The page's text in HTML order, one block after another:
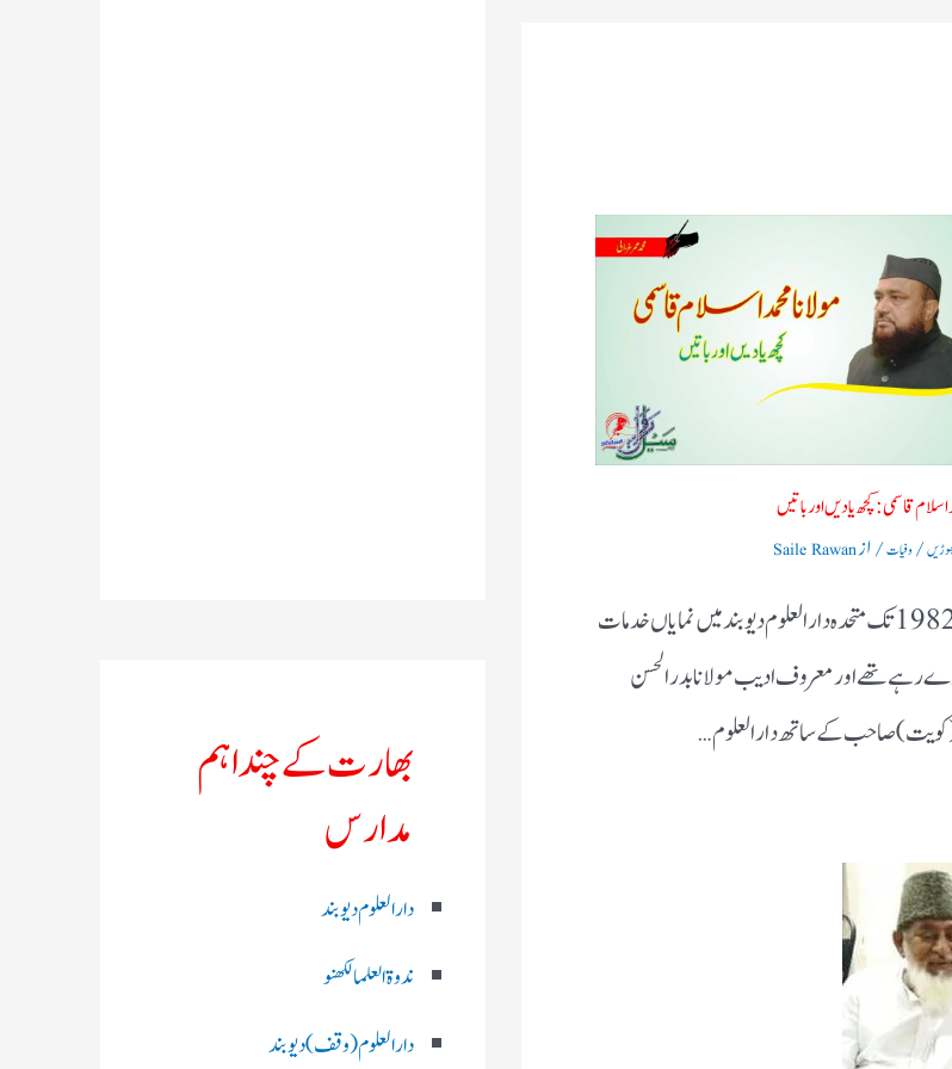
اسلام قاسمی: کچھ یادیں اور باتیں​
/ وفیات/ ازSaile Rawan
مولانا 1982 تک متحدہ دارالعلوم دیوبند میں نمایاں خدمات
رہے تھے اور معروف ادیب مولانا بدر الحسن
صاحب کے ساتھ دارالعلوم…
بھارت کے چند اہم
مدارس
دارالعلوم دیوبند
ندوۃالعلما لکھنو
دارالعلوم (وقف)دیوبند